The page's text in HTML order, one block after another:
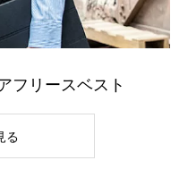
フリースベスト
る